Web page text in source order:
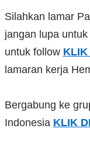
Silahkan lamar
jangan lupa
untuk follow KLIK
lamaran kerja
Bergabung ke
Indonesia KLIK